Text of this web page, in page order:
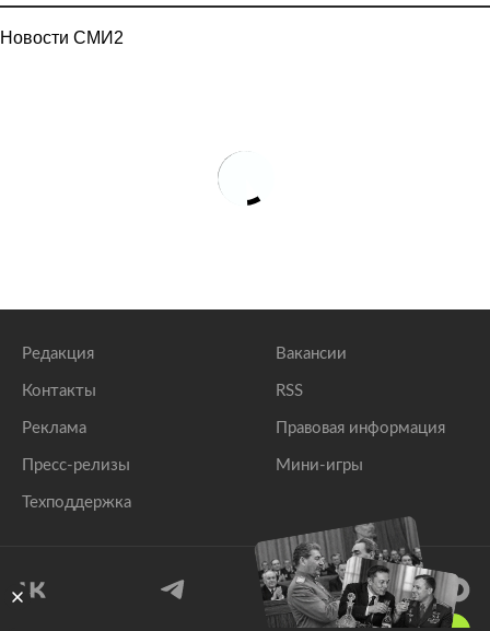
Новости СМИ2
Редакция
Контакты
Реклама
Пресс-релизы
Техподдержка
Вакансии
RSS
Правовая информация
Мини-игры